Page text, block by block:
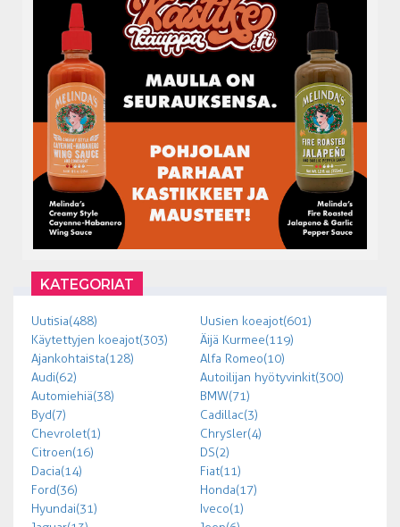
KATEGORIAT
Uutisia (488)
Uusien koeajot (601)
Käytettyjen koeajot (303)
Äijä Kurmee (119)
Ajankohtaista (128)
Alfa Romeo (10)
Audi (62)
Autoilijan hyötyvinkit (300)
Automiehiä (38)
BMW (71)
Byd (7)
Cadillac (3)
Chevrolet (1)
Chrysler (4)
Citroen (16)
DS (2)
Dacia (14)
Fiat (11)
Ford (36)
Honda (17)
Hyundai (31)
Iveco (1)